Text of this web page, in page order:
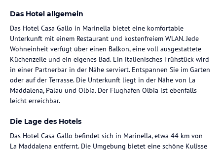
Das Hotel allgemein
Das Hotel Casa Gallo in Marinella bietet eine komfortable
Unterkunft mit einem Restaurant und kostenfreiem WLAN. Jede
Wohneinheit verfügt über einen Balkon, eine voll ausgestattete
Küchenzeile und ein eigenes Bad. Ein italienisches Frühstück wird
in einer Partnerbar in der Nähe serviert. Entspannen Sie im Garten
oder auf der Terrasse. Die Unterkunft liegt in der Nähe von La
Maddalena, Palau und Olbia. Der Flughafen Olbia ist ebenfalls
leicht erreichbar.
Die Lage des Hotels
Das Hotel Casa Gallo befindet sich in Marinella, etwa 44 km von
La Maddalena entfernt. Die Umgebung bietet eine schöne Kulisse